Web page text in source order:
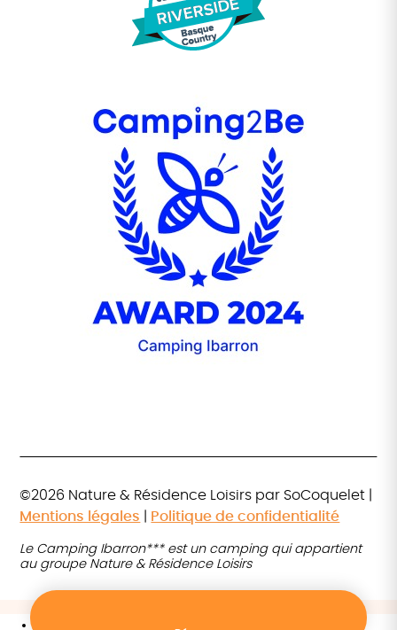
©2026 Nature & Résidence Loisirs par SoCoquelet |
Mentions légales
Politique de confidentialité
Le Camping Ibarron*** est un camping qui appartient
au groupe Nature & Résidence Loisirs